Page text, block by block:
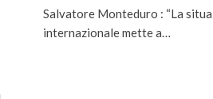
Salvatore Monteduro : “La
internazionale mette a…